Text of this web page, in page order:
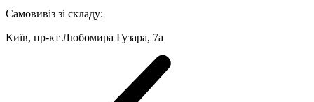
Самовивіз зі складу:
Київ, пр-кт Любомира Гузара, 7а